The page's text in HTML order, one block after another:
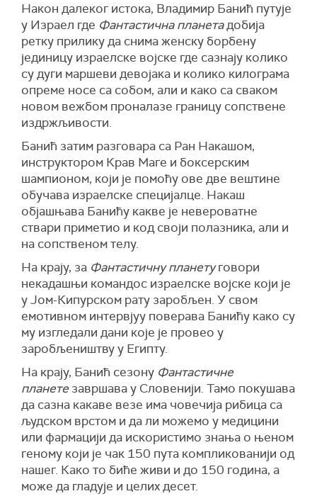
Након далеког истока, Владимир Банић путује
у Израел где Фантастична планетадобија
ретку прилику да снима женску борбену
јединицу израелске војске где сазнају колико
су дуги маршеви девојака и колико килограма
опреме носе са собом, али и како са сваком
новом вежбом проналазе границу сопствене
издржљивости.
Банић затим разговара са Ран Накашом,
инструктором Крав Маге и боксерским
шампионом, који је помоћу ове две вештине
обучава израелске специјалце. Накаш
објашњава Банићу какве је невероватне
ствари приметио и код своји полазника, али и
на сопственом телу.
На крају, за Фантастичну планетуговори
некадашњи командос израелске војске који је
у Јом-Кипурском рату заробљен. У свом
емотивном интервјуу поверава Банићу како су
му изгледали дани које је провео у
заробљеништву у Египту.
На крају, Банић сезону Фантастичне
планетезавршава у Словенији. Тамо покушава
да сазна какаве везе има човечија рибица са
људском врстом и да ли можемо у медицини
или фармацији да искористимо знања о њеном
геному који је чак 150 пута компликованији од
нашег. Како то биће живи и до 150 година, а
може да гладује и целих десет.